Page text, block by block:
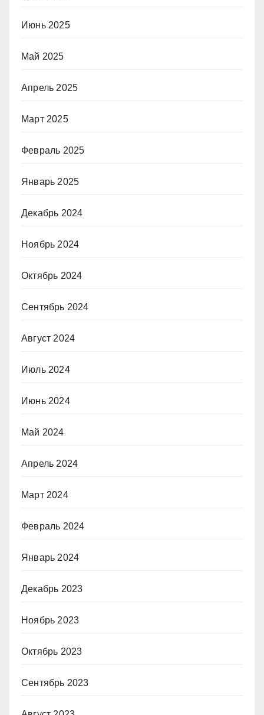
Июнь 2025
Май 2025
Апрель 2025
Март 2025
Февраль 2025
Январь 2025
Декабрь 2024
Ноябрь 2024
Октябрь 2024
Сентябрь 2024
Август 2024
Июль 2024
Июнь 2024
Май 2024
Апрель 2024
Март 2024
Февраль 2024
Январь 2024
Декабрь 2023
Ноябрь 2023
Октябрь 2023
Сентябрь 2023